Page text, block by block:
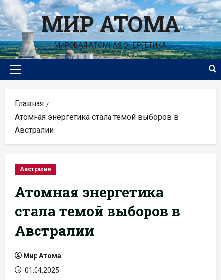
Перейти
к
содержимомуМИР АТОМА
МИРОВАЯ АТОМНАЯ ЭНЕРГЕТИКА
Основное
Главная
Атомная энергетика стала темой выборов в
Австралии
Австралия
Атомная энергетика
стала темой выборов в
Австралии
Мир Атома
01.04.2025